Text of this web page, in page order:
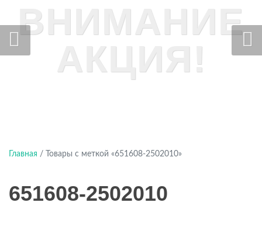
ВНИМАНИЕ
АКЦИЯ!
Главная / Товары с меткой «651608-2502010»
651608-2502010